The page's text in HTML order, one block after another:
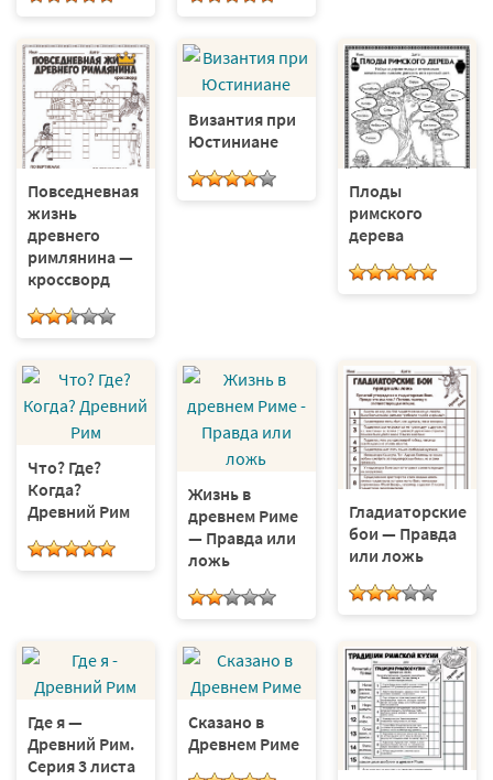
Повседневная
жизнь
древнего
римлянина —
кроссворд
Византия при
Юстиниане
Плоды
римского
дерева
Что? Где?
Когда?
Древний Рим
Жизнь в
древнем Риме
— Правда или
ложь
Гладиаторские
бои — Правда
или ложь
Где я —
Древний Рим.
Серия 3 листа
Сказано в
Древнем Риме